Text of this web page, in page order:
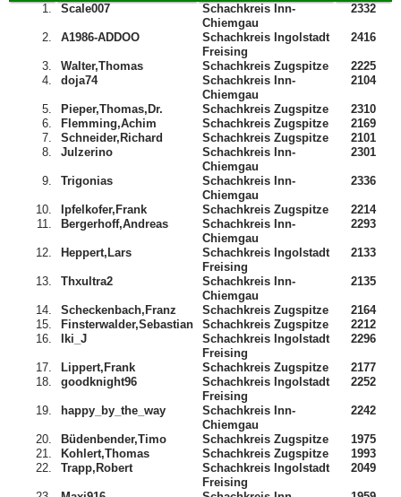
1.
Scale007
Schachkreis Inn-
Chiemgau
2332
2. A1986-ADDOO
Schachkreis Ingolstadt
Freising
2416
3. Walter,Thomas Schachkreis Zugspitze
2225
4.
doja74
Schachkreis Inn-
Chiemgau
2104
5. Pieper,Thomas,Dr. Schachkreis Zugspitze
2310
6.
Flemming,Achim Schachkreis Zugspitze
2169
7.
Schneider,Richard Schachkreis Zugspitze
2101
8.
Julzerino
Schachkreis Inn-
Chiemgau
2301
9. Trigonias
Schachkreis Inn-
Chiemgau
2336
10. Ipfelkofer,Frank Schachkreis Zugspitze
2214
11.
Bergerhoff,Andreas
Schachkreis Inn-
Chiemgau
2293
12. Heppert,Lars
Schachkreis Ingolstadt
Freising
2133
13. Thxultra2
Schachkreis Inn-
Chiemgau
2135
14. Scheckenbach,Franz Schachkreis Zugspitze
2164
15.
Finsterwalder,Sebastian Schachkreis Zugspitze
2212
16.
Iki_J
Schachkreis Ingolstadt
Freising
2296
17. Lippert,Frank Schachkreis Zugspitze
2177
18.
goodknight96
Schachkreis Ingolstadt
Freising
2252
19. happy_by_the_way
Schachkreis Inn-
Chiemgau
2242
20. Büdenbender,Timo Schachkreis Zugspitze
1975
21.
Kohlert,Thomas Schachkreis Zugspitze
1993
22.
Trapp,Robert
Schachkreis Ingolstadt
Freising
2049